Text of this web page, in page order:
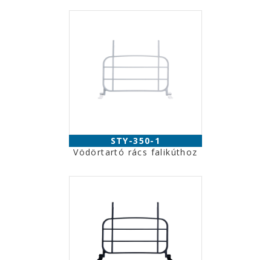
STY-350-1
Vödörtartó rács falikúthoz